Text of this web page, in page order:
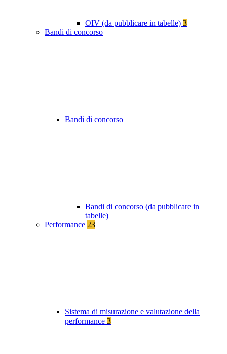
OIV (da pubblicare in tabelle) 3
Bandi di concorso
Bandi di concorso
Bandi di concorso (da pubblicare in
tabelle)
Performance 23
Sistema di misurazione e valutazione della
performance 3